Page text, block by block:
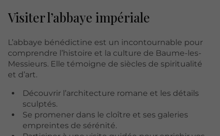
Visiter l’abbaye impériale
L’abbaye bénédictine est un incontournable pour
comprendre l’histoire et la culture de Baume-les-
Messieurs. Elle témoigne de siècles de spiritualité
et d’art.
Découvrir l’architecture romane et les détails
sculptés.
Se promener dans le cloître et ses galeries
empreintes de sérénité.